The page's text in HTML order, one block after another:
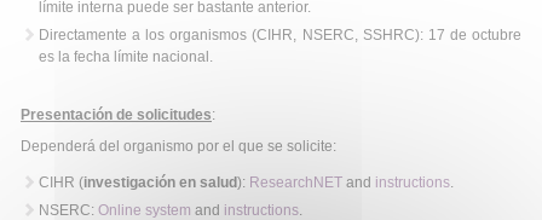
límite interna puede ser bastante anterior.
Directamente a los organismos (CIHR, NSERC, SSHRC): 17 de octubre
es la fecha límite nacional.
Presentación de solicitudes:
Dependerá del organismo por el que se solicite:
CIHR (investigación en salud): ResearchNET and instructions.
NSERC: Online system and instructions.